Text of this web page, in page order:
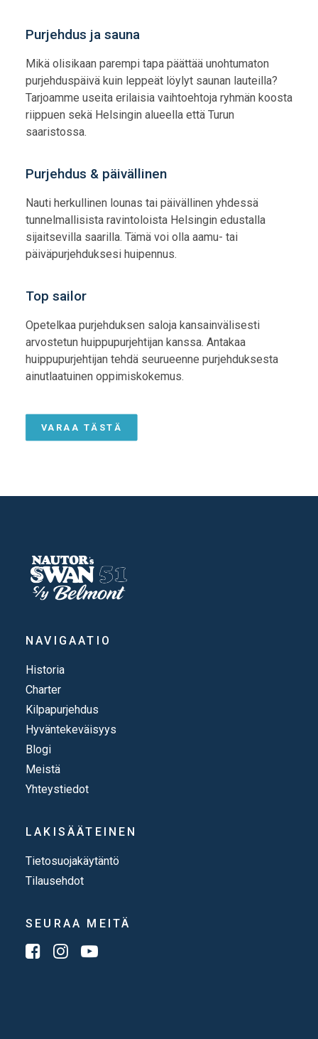
Purjehdus ja sauna
Mikä olisikaan parempi tapa päättää unohtumaton
purjehduspäivä kuin leppeät löylyt saunan lauteilla?
Tarjoamme useita erilaisia vaihtoehtoja ryhmän koosta
riippuen sekä Helsingin alueella että Turun
saaristossa.
Purjehdus & päivällinen
Nauti herkullinen lounas tai päivällinen yhdessä
tunnelmallisista ravintoloista Helsingin edustalla
sijaitsevilla saarilla. Tämä voi olla aamu- tai
päiväpurjehduksesi huipennus.
Top sailor
Opetelkaa purjehduksen saloja kansainvälisesti
arvostetun huippupurjehtijan kanssa. Antakaa
huippupurjehtijan tehdä seurueenne purjehduksesta
ainutlaatuinen oppimiskokemus.
VARAA TÄSTÄ
NAVIGAATIO
Historia
Charter
Kilpapurjehdus
Hyväntekeväisyys
Blogi
Meistä
Yhteystiedot
LAKISÄÄTEINEN
Tietosuojakäytäntö
Tilausehdot
SEURAA MEITÄ